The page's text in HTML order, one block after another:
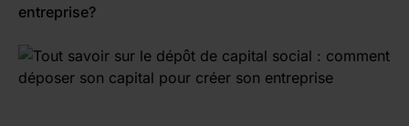
entreprise?